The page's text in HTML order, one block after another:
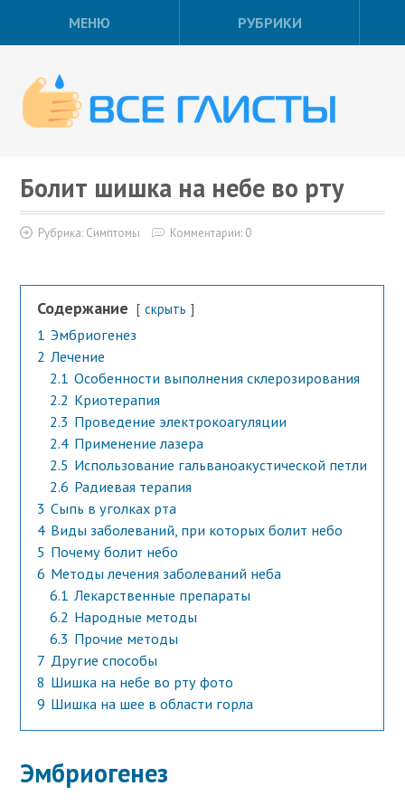
МЕНЮ РУБРИКИ
Болит шишка на небе во рту
Рубрика: Симптомы Комментарии: 0
Содержание скрыть
1 Эмбриогенез
2 Лечение
2.1 Особенности выполнения склерозирования
2.2 Криотерапия
2.3 Проведение электрокоагуляции
2.4 Применение лазера
2.5 Использование гальваноакустической петли
2.6 Радиевая терапия
3 Сыпь в уголках рта
4 Виды заболеваний, при которых болит небо
5 Почему болит небо
6 Методы лечения заболеваний неба
6.1 Лекарственные препараты
6.2 Народные методы
6.3 Прочие методы
7 Другие способы
8 Шишка на небе во рту фото
9 Шишка на шее в области горла
Эмбриогенез